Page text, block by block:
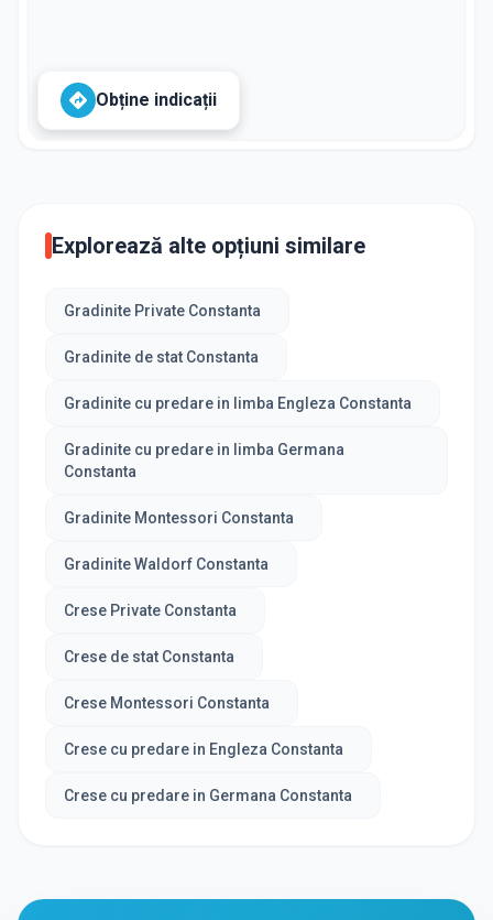
Obține indicații
Explorează alte opțiuni similare
Gradinite Private Constanta
Gradinite de stat Constanta
Gradinite cu predare in limba Engleza Constanta
Gradinite cu predare in limba Germana
Constanta
Gradinite Montessori Constanta
Gradinite Waldorf Constanta
Crese Private Constanta
Crese de stat Constanta
Crese Montessori Constanta
Crese cu predare in Engleza Constanta
Crese cu predare in Germana Constanta